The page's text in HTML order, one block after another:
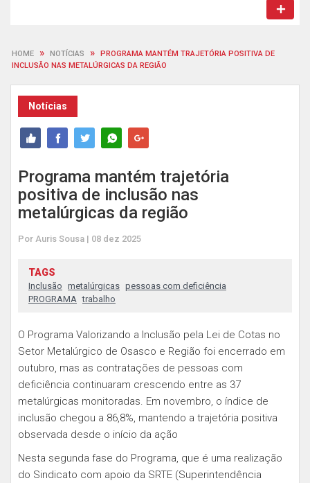
HOME » NOTÍCIAS »
PROGRAMA MANTÉM TRAJETÓRIA POSITIVA DE
INCLUSÃO NAS METALÚRGICAS DA REGIÃO
Notícias
Programa mantém trajetória
positiva de inclusão nas
metalúrgicas da região
Por Auris Sousa | 08 dez 2025
TAGS
Inclusão metalúrgicas pessoas com deficiência
PROGRAMA trabalho
O Programa Valorizando a Inclusão pela Lei de Cotas no
Setor Metalúrgico de Osasco e Região foi encerrado em
outubro, mas as contratações de pessoas com
deficiência continuaram crescendo entre as 37
metalúrgicas monitoradas. Em novembro, o índice de
inclusão chegou a 86,8%, mantendo a trajetória positiva
observada desde o início da ação
Nesta segunda fase do Programa, que é uma realização
do Sindicato com apoio da SRTE (Superintendência